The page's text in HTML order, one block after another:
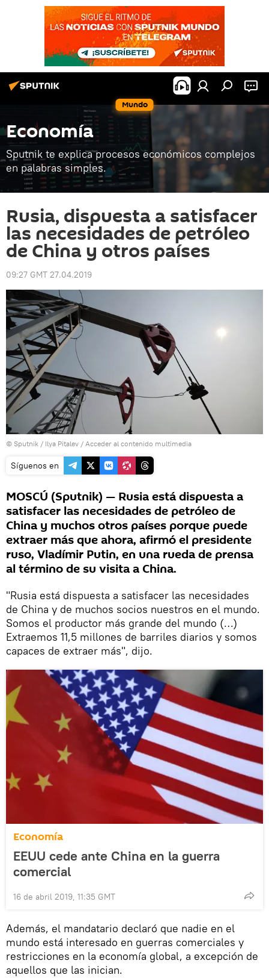
Mundo
Economía
Sputnik te explica procesos económicos complejos
en palabras simples.
Rusia, dispuesta a satisfacer
las necesidades de petróleo
de China y otros países
09:27 GMT 27.04.2019
© Sputnik / Ilya Pitalev / Acceder al contenido multimedia
Síguenos en
MOSCÚ (Sputnik) — Rusia está dispuesta a
satisfacer las necesidades de petróleo de
China y muchos otros países porque puede
extraer más que ahora, afirmó el presidente
ruso, Vladímir Putin, en una rueda de prensa
al término de su visita a China.
"Rusia está dispuesta a satisfacer las necesidades
de China y de muchos socios nuestros en el mundo.
Somos el productor más grande del mundo (…)
Extraemos 11,5 millones de barriles diarios y somos
capaces de extraer más", dijo.
Economía
EEUU cede ante China en la guerra
comercial
16 de abril 2019, 11:35 GMT
Además, el mandatario declaró que nadie en el
mundo está interesado en guerras comerciales y
restricciones en la economía global, a excepción de
aquellos que las inician.